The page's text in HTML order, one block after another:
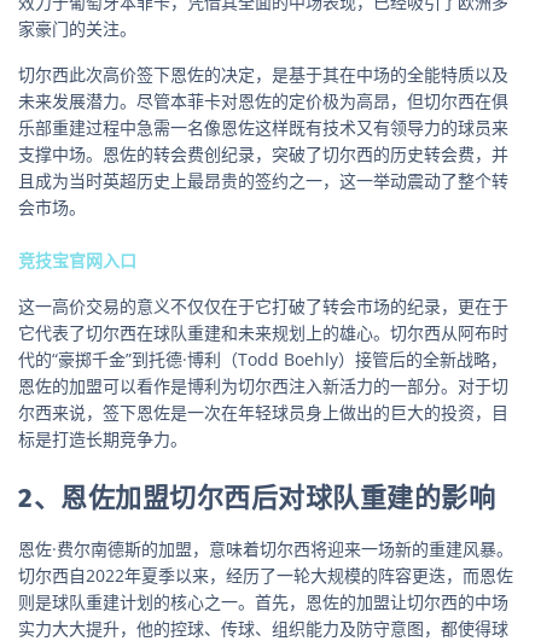
家豪门的关注。
切尔西此次高价签下恩佐的决定，是基于其在中场的全能特质以及
未来发展潜力。尽管本菲卡对恩佐的定价极为高昂，但切尔西在俱
乐部重建过程中急需一名像恩佐这样既有技术又有领导力的球员来
支撑中场。恩佐的转会费创纪录，突破了切尔西的历史转会费，并
且成为当时英超历史上最昂贵的签约之一，这一举动震动了整个转
会市场。
竞技宝官网入口
这一高价交易的意义不仅仅在于它打破了转会市场的纪录，更在于
它代表了切尔西在球队重建和未来规划上的雄心。切尔西从阿布时
代的“豪掷千金”到托德·博利（Todd Boehly）接管后的全新战略，
恩佐的加盟可以看作是博利为切尔西注入新活力的一部分。对于切
尔西来说，签下恩佐是一次在年轻球员身上做出的巨大的投资，目
标是打造长期竞争力。
2、恩佐加盟切尔西后对球队重建的影响
恩佐·费尔南德斯的加盟，意味着切尔西将迎来一场新的重建风暴。
切尔西自2022年夏季以来，经历了一轮大规模的阵容更迭，而恩佐
则是球队重建计划的核心之一。首先，恩佐的加盟让切尔西的中场
实力大大提升，他的控球、传球、组织能力及防守意图，都使得球